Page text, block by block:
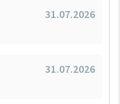
31.07.2026
31.07.2026